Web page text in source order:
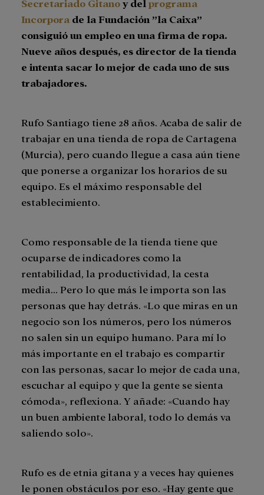
Secretariado Gitanoy del programa
Incorpora de la Fundación ”la Caixa”
consiguió un empleo en una firma de ropa.
Nueve años después, es director de la tienda
e intenta sacar lo mejor de cada uno de sus
trabajadores.
Rufo Santiago tiene 28 años. Acaba de salir de
trabajar en una tienda de ropa de Cartagena
(Murcia), pero cuando llegue a casa aún tiene
que ponerse a organizar los horarios de su
equipo. Es el máximo responsable del
establecimiento.
Como responsable de la tienda tiene que
ocuparse de indicadores como la
rentabilidad, la productividad, la cesta
media… Pero lo que más le importa son las
personas que hay detrás. «Lo que miras en un
negocio son los números, pero los números
no salen sin un equipo humano. Para mí lo
más importante en el trabajo es compartir
con las personas, sacar lo mejor de cada una,
escuchar al equipo y que la gente se sienta
cómoda», reflexiona. Y añade: «Cuando hay
un buen ambiente laboral, todo lo demás va
saliendo solo».
Rufo es de etnia gitana y a veces hay quienes
le ponen obstáculos por eso. «Hay gente que